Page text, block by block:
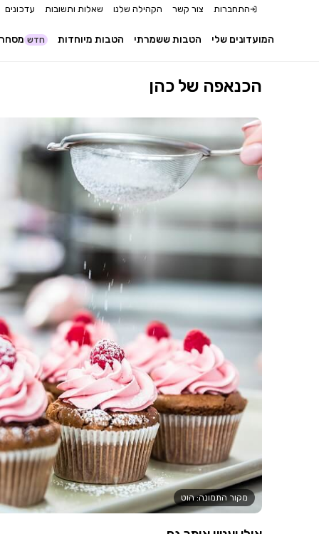
התחברות צור קשר הקהילה שלנו שאלות ותשובות עדכונים
חדש הטבות מיוחדות הטבות ששמרתי המועדונים שלי
הכנאפה של כהן
מקור התמונה: הוט